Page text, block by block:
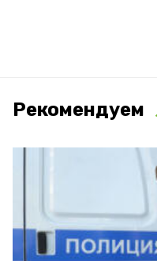
Рекомендуем